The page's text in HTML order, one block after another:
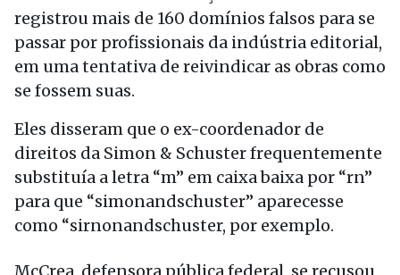
registrou mais de 160 domínios falsos para se
passar por profissionais da indústria editorial,
em uma tentativa de reivindicar as obras como
se fossem suas.
Eles disseram que o ex-coordenador de
direitos da Simon & Schuster frequentemente
substituía a letra “m” em caixa baixa por “rn”
para que “simonandschuster” aparecesse
como “sirnonandschuster, por exemplo.